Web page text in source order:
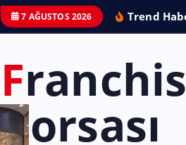
7 AĞUSTOS 2026 Trend
Franchise
Borsası